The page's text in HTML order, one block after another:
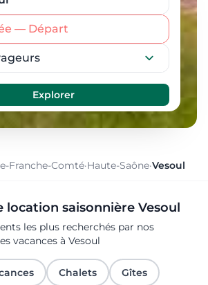
Franche-Comté·Haute-Saône·Vesoul
location saisonnière Vesoul
les plus recherchés par nos
vacances à Vesoul
Chalets Gîtes